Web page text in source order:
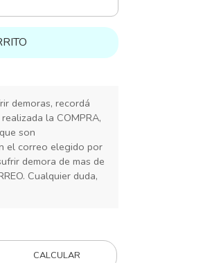
demoras, recordá
la COMPRA,
son
el correo elegido por
demora de mas de
Cualquier duda,
CALCULAR